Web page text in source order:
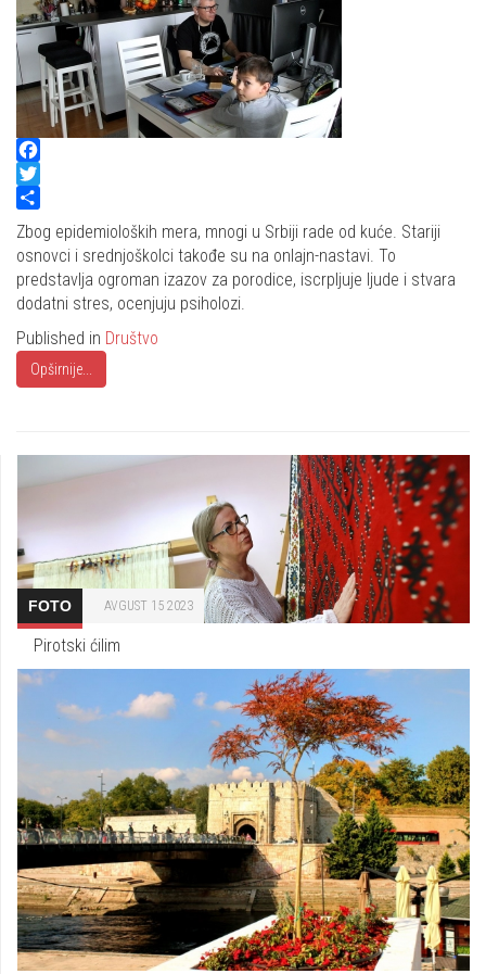
Facebook
Twitter
Share
Zbog epidemioloških mera, mnogi u Srbiji rade od kuće. Stariji
osnovci i srednjoškolci takođe su na onlajn-nastavi. To
predstavlja ogroman izazov za porodice, iscrpljuje ljude i stvara
dodatni stres, ocenjuju psiholozi.
Published in Društvo
Opširnije...
FOTO AVGUST 15 2023
Pirotski ćilim